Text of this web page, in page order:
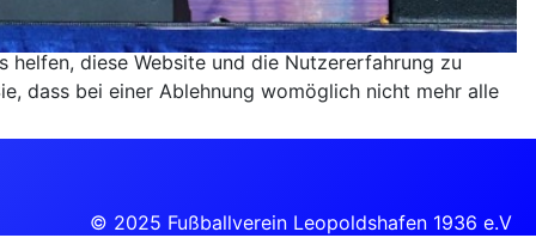
© 2025 Fußballverein Leopoldshafen 1936 e.V
helfen, diese Website und die Nutzererfahrung zu
dass bei einer Ablehnung womöglich nicht mehr alle